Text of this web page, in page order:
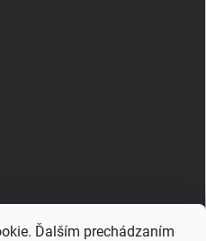
Ďalším prechádzaním